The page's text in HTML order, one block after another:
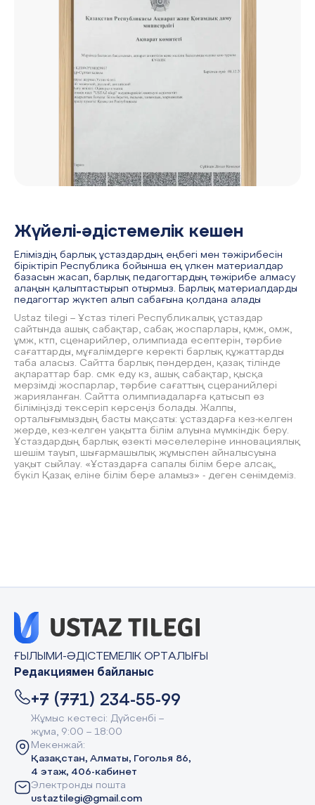
Жүйелі-әдістемелік кешен
Еліміздің барлық ұстаздардың еңбегі мен тәжірибесін
біріктіріп Республика бойынша ең үлкен материалдар
базасын жасап, барлық педагогтардың тәжірибе алмасу
алаңын қалыптастырып отырмыз. Барлық материалдарды
педагогтар жүктеп алып сабағына қолдана алады
Ustaz tilegi – Ұстаз тілегі Республикалық ұстаздар
сайтында ашық сабақтар, сабақ жоспарлары, қмж, омж,
ұмж, ктп, сценарийлер, олимпиада есептерін, тәрбие
сағаттарды, мұғалімдерге керекті барлық құжаттарды
таба аласыз. Сайтта барлық пәндерден, қазақ тілінде
ақпараттар бар. смк еду кз, ашық сабақтар, қысқа
мерзімді жоспарлар, тәрбие сағаттың сцеранийлері
жарияланған. Сайтта олимпиадаларға қатысып өз
біліміңізді тексеріп көрсеңіз болады. Жалпы,
орталығымыздың басты мақсаты: ұстаздарға кез-келген
жерде, кез-келген уақытта білім алуына мүмкіндік беру.
Ұстаздардың барлық өзекті мәселелеріне инновациялық
шешім тауып, шығармашылық жұмыспен айналысуына
уақыт сыйлау. «Ұстаздарға сапалы білім бере алсақ,
бүкіл Қазақ еліне білім бере аламыз» - деген сенімдеміз.
ҒЫЛЫМИ-ӘДІСТЕМЕЛІК ОРТАЛЫҒЫ
Редакциямен байланыс
+7 (771) 234-55-99
Жұмыс кестесі: Дүйсенбі –
жұма, 9:00 – 18:00
Мекенжай:
Қазақстан, Алматы, Гоголья 86,
4 этаж, 406-кабинет
Электронды пошта
ustaztilegi@gmail.com